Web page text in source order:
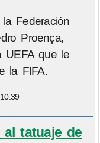
Federación
Proença,
UEFA que le
la FIFA.
tatuaje de